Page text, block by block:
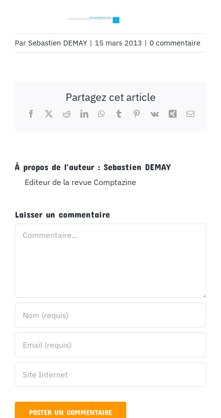
Par Sebastien DEMAY | 15 mars 2013 | 0 commentaire
Partagez cet article
Facebook
X RedditLinkedInWhatsApp
TumblrPinterest
Vk Xing Email
À propos de l'auteur : Sebastien DEMAY
Editeur de la revue Comptazine
Laisser un commentaire
Commentaire